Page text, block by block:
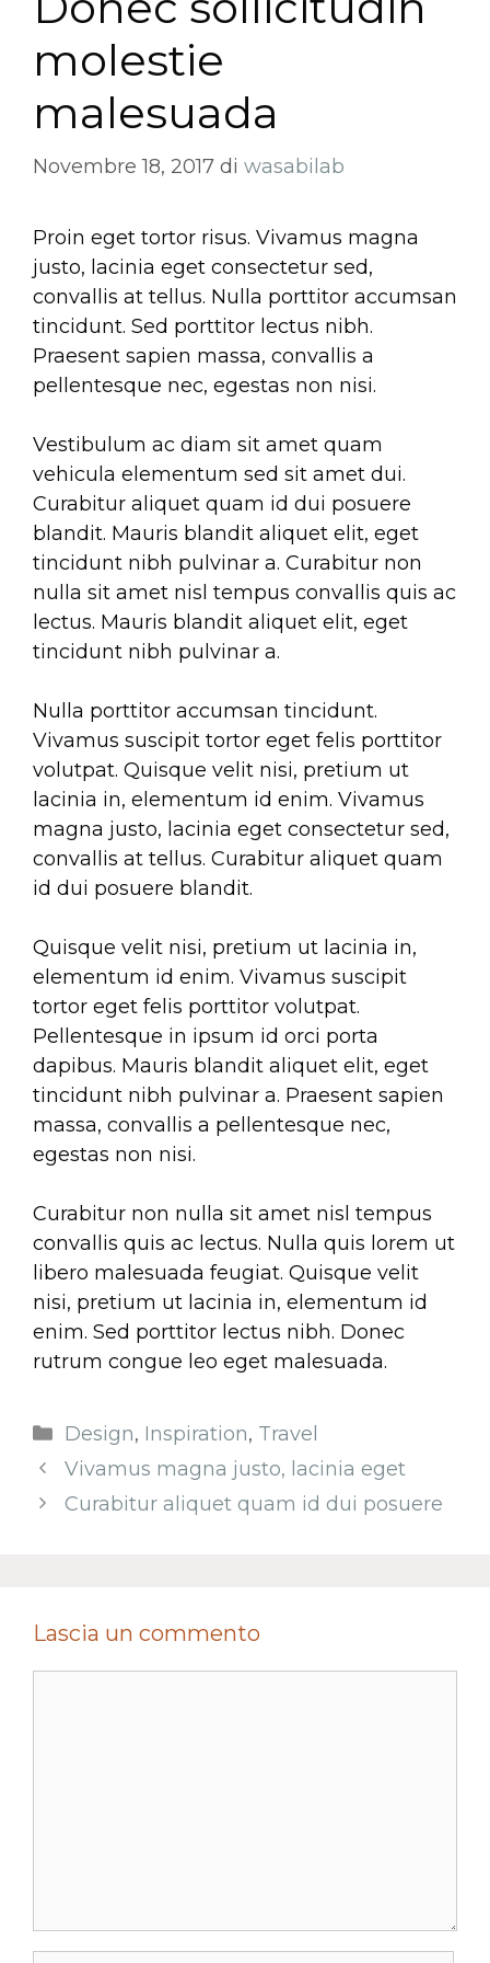
molestie
malesuada
Novembre 18, 2017 di wasabilab
Proin eget tortor risus. Vivamus magna
justo, lacinia eget consectetur sed,
convallis at tellus. Nulla porttitor accumsan
tincidunt. Sed porttitor lectus nibh.
Praesent sapien massa, convallis a
pellentesque nec, egestas non nisi.
Vestibulum ac diam sit amet quam
vehicula elementum sed sit amet dui.
Curabitur aliquet quam id dui posuere
blandit. Mauris blandit aliquet elit, eget
tincidunt nibh pulvinar a. Curabitur non
nulla sit amet nisl tempus convallis quis ac
lectus. Mauris blandit aliquet elit, eget
tincidunt nibh pulvinar a.
Nulla porttitor accumsan tincidunt.
Vivamus suscipit tortor eget felis porttitor
volutpat. Quisque velit nisi, pretium ut
lacinia in, elementum id enim. Vivamus
magna justo, lacinia eget consectetur sed,
convallis at tellus. Curabitur aliquet quam
id dui posuere blandit.
Quisque velit nisi, pretium ut lacinia in,
elementum id enim. Vivamus suscipit
tortor eget felis porttitor volutpat.
Pellentesque in ipsum id orci porta
dapibus. Mauris blandit aliquet elit, eget
tincidunt nibh pulvinar a. Praesent sapien
massa, convallis a pellentesque nec,
egestas non nisi.
Curabitur non nulla sit amet nisl tempus
convallis quis ac lectus. Nulla quis lorem ut
libero malesuada feugiat. Quisque velit
nisi, pretium ut lacinia in, elementum id
enim. Sed porttitor lectus nibh. Donec
rutrum congue leo eget malesuada.
Categorie
Design, Inspiration, Travel
Vivamus magna justo, lacinia eget
Curabitur aliquet quam id dui posuere
Lascia un commento